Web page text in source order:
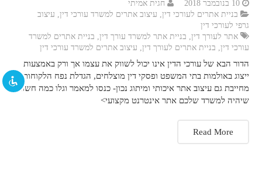
zoom_out זום (הקטנה)
zoom_in זום (הגדלה)
הקטנת גופן
ניגודיות בהירה
10 בנובמבר 2018
חגית אמיתי
בניית אתרים לעורכי דין, עיצוב אתרים למשרד עורכי דין, עיצוב
גרפי לעורכי דין
אתר לעורך דין, בניית אתר למשרד עורך דין, בניית אתרים למשרד
עורכי דין, בניית אתרים לעורך דין, עיצוב אתרים למשרד עורכי דין
הדור הבא של עורכי הדין אינו יכול לשווק את עצמו אך ורק באמצעות
ייצוג באולמות בתי המשפט ופסקי דין מוצלחים, הגדלת נפח הלקוחות
מחייבת גם עיצוב אתר איכותי ומיתוג נכון- כנסו למאמר וגלו כמה חשוב
שיהיה למשרד שלכם אתר אינטרנט מקצועי>
Read More